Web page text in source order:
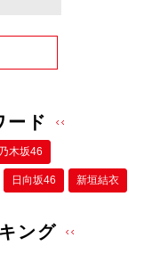
ード
乃木坂46
日向坂46 新垣結衣
ング